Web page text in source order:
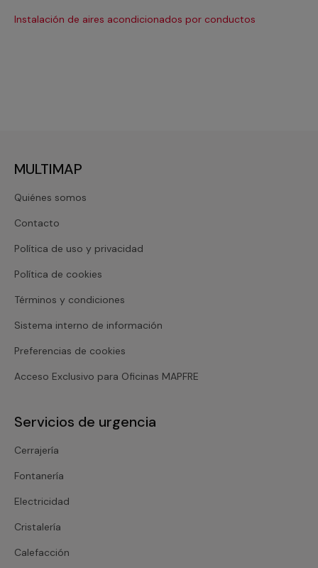
Instalación de aires acondicionados por conductos
MULTIMAP
Quiénes somos
Contacto
Política de uso y privacidad
Política de cookies
Términos y condiciones
Sistema interno de información
Preferencias de cookies
Acceso Exclusivo para Oficinas MAPFRE
Servicios de urgencia
Cerrajería
Fontanería
Electricidad
Cristalería
Calefacción